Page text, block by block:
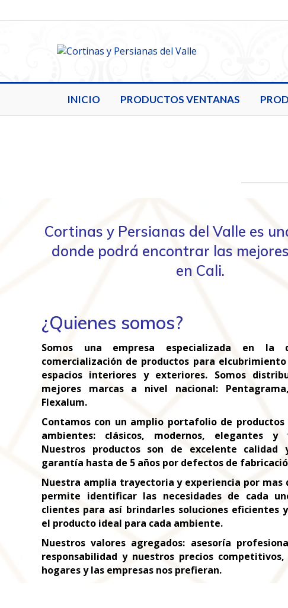
INICIO PRODUCTOS VENTANAS
Cortinas y Persianas del Valle es
donde podrá encontrar las
en Cali.
¿Quienes somos?
Somos una empresa especializada en la
comercialización de productos para
espacios interiores y exteriores. Somos
mejores marcas a nivel nacional:
Flexalum.
Contamos con un amplio portafolio de
ambientes: clásicos, modernos, elegantes y
Nuestros productos son de excelente calidad
garantía hasta de 5 años por defectos de
Nuestra amplia trayectoria y experiencia por mas
permite identificar las necesidades de cada
clientes para así brindarles soluciones eficientes
el producto ideal para cada ambiente.
Nuestros valores agregados: asesoría
responsabilidad y nuestros precios
hogares y las empresas nos prefieran.